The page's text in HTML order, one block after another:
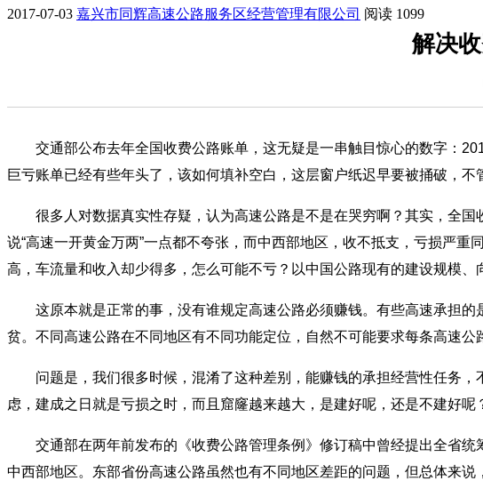
2017-07-03 嘉兴市同辉高速公路服务区经营管理有限公司 阅读 1099
解决
交通部公布去年全国收费公路账单，这无疑是一串触目惊心的数字：
巨亏账单已经有些年头了，该如何填补空白，这层窗户纸迟早要被捅破，不
很多人对数据真实性存疑，认为高速公路是不是在哭穷啊？其实，全国
说“高速一开黄金万两”一点都不夸张，而中西部地区，收不抵支，亏损严
高，车流量和收入却少得多，怎么可能不亏？以中国公路现有的建设规模
这原本就是正常的事，没有谁规定高速公路必须赚钱。有些高速承担的
贫。不同高速公路在不同地区有不同功能定位，自然不可能要求每条高速公
问题是，我们很多时候，混淆了这种差别，能赚钱的承担经营性任务，
虑，建成之日就是亏损之时，而且窟窿越来越大，是建好呢，还是不建好呢
交通部在两年前发布的《收费公路管理条例》修订稿中曾经提出全省统
中西部地区。东部省份高速公路虽然也有不同地区差距的问题，但总体来